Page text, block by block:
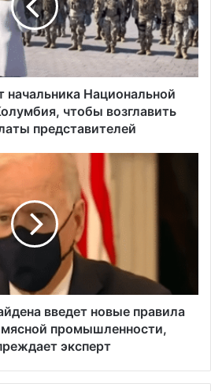
начальника Национальной
чтобы возглавить
представителей
введет новые правила
мясной промышленности,
эксперт